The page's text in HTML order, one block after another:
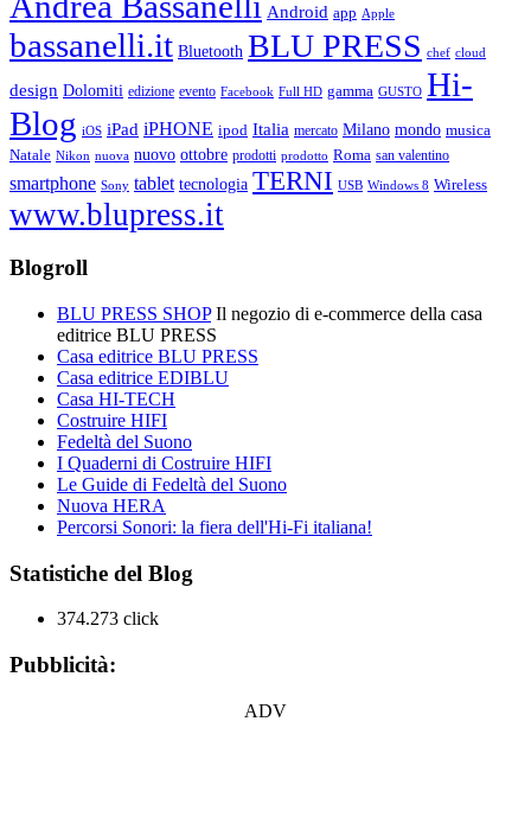
Android app Apple
bassanelli.it Bluetooth BLU PRESS chef cloud
design Dolomiti edizione evento Facebook Full HD gamma GUSTO Hi-
Blog iOS iPad iPHONE ipod Italia mercato Milano mondo musica
Natale Nikon nuova nuovo ottobre prodotti prodotto Roma san valentino
smartphone Sony tablet tecnologia TERNI USB Windows 8 Wireless
www.blupress.it
Blogroll
BLU PRESS SHOPIl negozio di e-commerce della casa
editrice BLU PRESS
Casa editrice BLU PRESS
Casa editrice EDIBLU
Casa HI-TECH
Costruire HIFI
Fedeltà del Suono
I Quaderni di Costruire HIFI
Le Guide di Fedeltà del Suono
Nuova HERA
Percorsi Sonori: la fiera dell'Hi-Fi italiana!
Statistiche del Blog
374.273 click
Pubblicità:
ADV